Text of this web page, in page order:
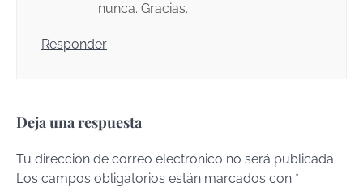
nunca. Gracias.
Responder
Deja una respuesta
Tu dirección de correo electrónico no será publicada.
Los campos obligatorios están marcados con *